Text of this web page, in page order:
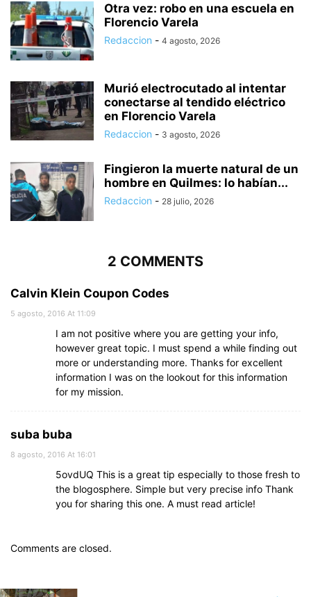
Otra vez: robo en una escuela en
Florencio Varela
Redaccion - 4 agosto, 2026
Murió electrocutado al intentar
conectarse al tendido eléctrico
en Florencio Varela
Redaccion - 3 agosto, 2026
Fingieron la muerte natural de un
hombre en Quilmes: lo habían...
Redaccion - 28 julio, 2026
2 COMMENTS
Calvin Klein Coupon Codes
5 agosto, 2016 At 11:09
I am not positive where you are getting your info,
however great topic. I must spend a while finding out
more or understanding more. Thanks for excellent
information I was on the lookout for this information
for my mission.
suba buba
8 agosto, 2016 At 16:01
5ovdUQ This is a great tip especially to those fresh to
the blogosphere. Simple but very precise info Thank
you for sharing this one. A must read article!
Comments are closed.